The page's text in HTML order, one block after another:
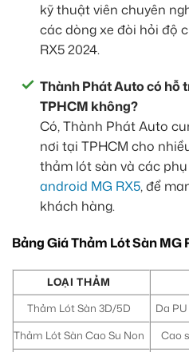
kỹ thuật viên chuyên
các dòng xe đòi hỏi độ
RX5 2024.
Thành Phát Auto có hỗ
TPHCM không?
Có, Thành Phát Auto
nơi tại TPHCM cho
thảm lót sàn và các
android MG RX5, để
khách hàng.
Bảng Giá Thảm Lót Sàn MG
LOẠI THẢM
Thảm Lót Sàn 3D/5D
Da
Thảm Lót Sàn Cao Su Non
Cao